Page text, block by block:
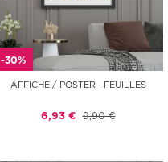
-30%
AFFICHE / POSTER - FEUILLES
6,93 € 9,90 €